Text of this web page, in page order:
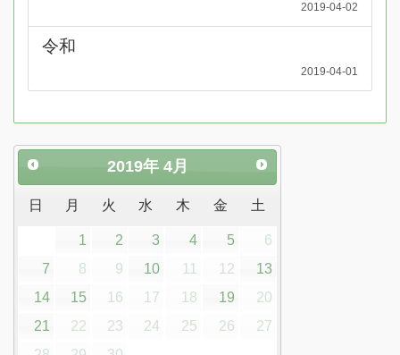
2019-04-02
令和
2019-04-01
2019年 4月
日 月 火 水 木 金 土
1 2 3 4 5
6
7
8 9 10 11 12
13
14
15 16 17 18 19
20
21
22 23 24 25 26
27